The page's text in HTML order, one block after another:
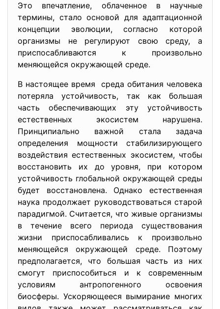
Это впечатление, облаченное в научные
термины, стало основой для адаптационной
концепции эволюции, согласно которой
организмы не регулируют свою среду, а
приспосабливаются к произвольно
меняющейся окружающей среде.
В настоящее время среда обитания человека
потеряла устойчивость, так как большая
часть обеспечивающих эту устойчивость
естественных экосистем нарушена.
Принципиально важной стала задача
определения мощности стабилизирующего
воздействия естественных экосистем, чтобы
восстановить их до уровня, при котором
устойчивость глобальной окружающей среды
будет восстановлена. Однако естественная
наука продолжает руководствоваться старой
парадигмой. Считается, что живые организмы
в течение всего периода существования
жизни приспосабливались к произвольно
меняющейся окружающей среде. Поэтому
предполагается, что большая часть из них
смогут приспособиться и к современным
условиям антропогенного освоения
биосферы. Ускоряющееся вымирание многих